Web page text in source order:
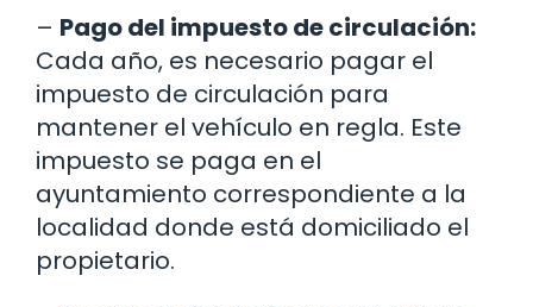
– Pago del impuesto de circulación:
Cada año, es necesario pagar el
impuesto de circulación para
mantener el vehículo en regla. Este
impuesto se paga en el
ayuntamiento correspondiente a la
localidad donde está domiciliado el
propietario.